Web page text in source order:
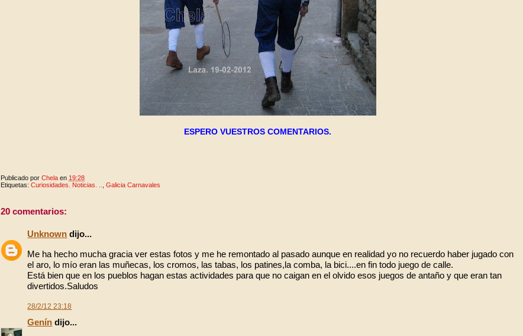
ESPERO VUESTROS COMENTARIOS.
Publicado porChela en 19:28
Etiquetas:Curiosidades. Noticias. .. ,Galicia Carnavales
20 comentarios:
Unknown dijo...
Me ha hecho mucha gracia ver estas fotos y me he remontado al pasado aunque en realidad yo no recuerdo haber jugado con
el aro, lo mío eran las muñecas, los cromos, las tabas, los patines,la comba, la bici....en fin todo juego de calle.
Está bien que en los pueblos hagan estas actividades para que no caigan en el olvido esos juegos de antaño y que eran tan
divertidos.Saludos
28/2/12 23:18
Genín dijo...